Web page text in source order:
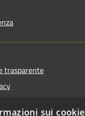
trasparente
sui cookie